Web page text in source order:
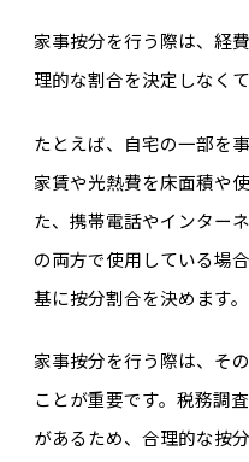
家事按分を行う際は、経
理的な割合を決定しなく
たとえば、自宅の一部を
家賃や光熱費を床面積や
た、携帯電話やインター
の両方で使用している場
基に按分割合を決めます。
家事按分を行う際は、そ
ことが重要です。税務調
があるため、合理的な按